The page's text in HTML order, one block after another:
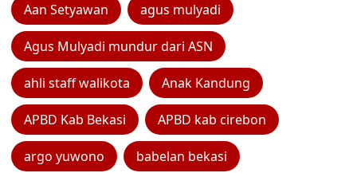
Aan Setyawan agus mulyadi
Agus Mulyadi mundur dari ASN
ahli staff walikota Anak Kandung
APBD Kab Bekasi APBD kab cirebon
argo yuwono babelan bekasi